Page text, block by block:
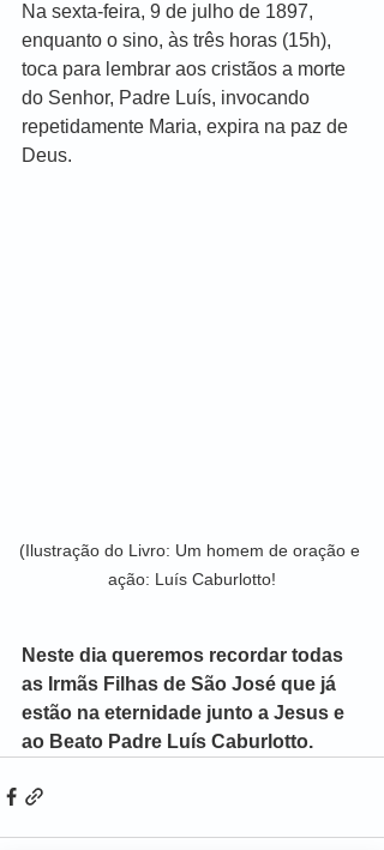
Na sexta-feira, 9 de julho de 1897,
enquanto o sino, às três horas (15h),
toca para lembrar aos cristãos a morte
do Senhor, Padre Luís, invocando
repetidamente Maria, expira na paz de
Deus.
(Ilustração do Livro: Um homem de oração e
ação: Luís Caburlotto!
Neste dia queremos recordar todas
as Irmãs Filhas de São José que já
estão na eternidade junto a Jesus e
ao Beato Padre Luís Caburlotto.